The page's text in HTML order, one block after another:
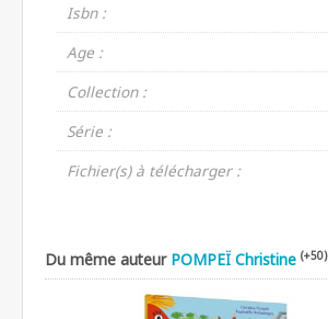
Isbn :
Age :
Collection :
Série :
Fichier(s) à télécharger :
Du même auteur POMPEÏ Christine (+50)